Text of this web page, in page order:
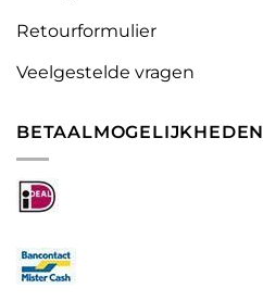
Retourformulier
Veelgestelde vragen
BETAALMOGELIJKHEDEN